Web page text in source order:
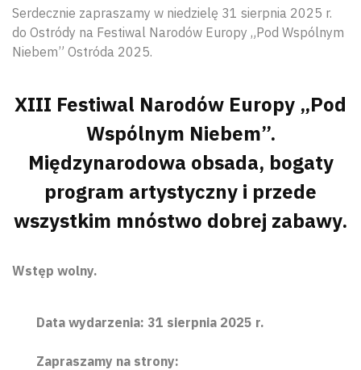
Serdecznie zapraszamy w niedzielę 31 sierpnia 2025 r.
do Ostródy na Festiwal Narodów Europy „Pod Wspólnym
Niebem” Ostróda 2025.
XIII Festiwal Narodów Europy „Pod
Wspólnym Niebem”.
Międzynarodowa obsada, bogaty
program artystyczny i przede
wszystkim mnóstwo dobrej zabawy.
Wstęp wolny.
Data wydarzenia: 31 sierpnia 2025 r.
Zapraszamy na strony: